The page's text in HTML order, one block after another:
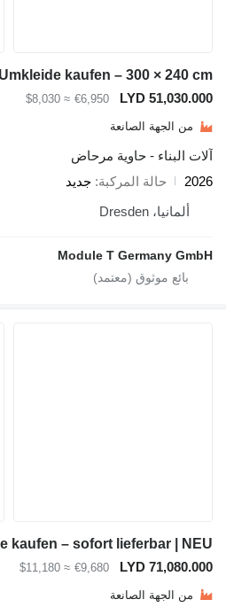
LYD
€6,950
≈ $8,030
الصانعة
- حاوية مرحاض
المركبة
جديد
Module T
LYD
€9,680
≈ $11,180
الصانعة